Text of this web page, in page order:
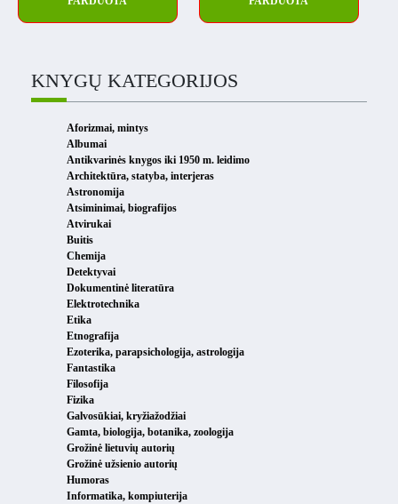
KNYGŲ KATEGORIJOS
Aforizmai, mintys
Albumai
Antikvarinės knygos iki 1950 m. leidimo
Architektūra, statyba, interjeras
Astronomija
Atsiminimai, biografijos
Atvirukai
Buitis
Chemija
Detektyvai
Dokumentinė literatūra
Elektrotechnika
Etika
Etnografija
Ezoterika, parapsichologija, astrologija
Fantastika
Filosofija
Fizika
Galvosūkiai, kryžiažodžiai
Gamta, biologija, botanika, zoologija
Grožinė lietuvių autorių
Grožinė užsienio autorių
Humoras
Informatika, kompiuterija